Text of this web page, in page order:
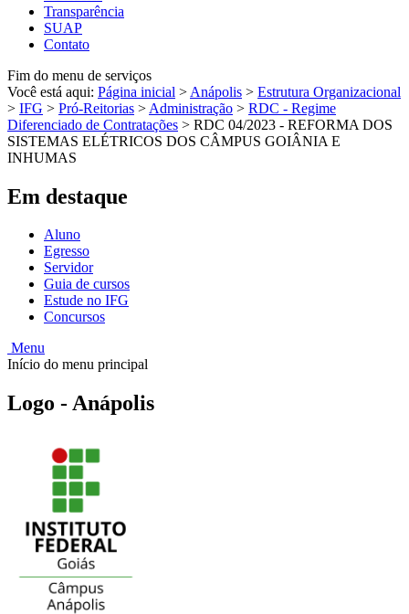
Transparência
SUAP
Contato
Fim do menu de serviços
Você está aqui: Página inicial > Anápolis > Estrutura Organizacional
> IFG > Pró-Reitorias > Administração > RDC - Regime
Diferenciado de Contratações > RDC 04/2023 - REFORMA DOS
SISTEMAS ELÉTRICOS DOS CÂMPUS GOIÂNIA E
INHUMAS
Em destaque
Aluno
Egresso
Servidor
Guia de cursos
Estude no IFG
Concursos
Menu
Início do menu principal
Logo - Anápolis